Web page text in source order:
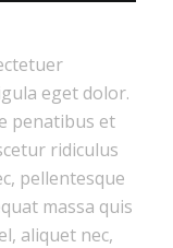
eget dolor.
penatibus et
ridiculus
pellentesque
massa quis
aliquet nec,